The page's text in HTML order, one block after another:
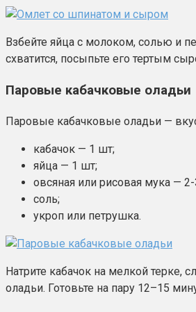
Взбейте яйца с молоком, солью и
схватится, посыпьте его тертым
Паровые кабачковые оладьи
Паровые кабачковые оладьи —
кабачок — 1 шт;
яйца — 1 шт;
овсяная или рисовая мука — 2-
соль;
укроп или петрушка.
Натрите кабачок на мелкой
оладьи. Готовьте на пару 12–15